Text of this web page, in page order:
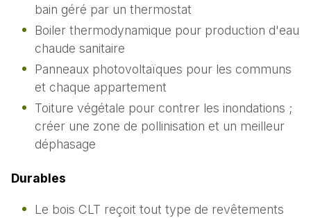
bain géré par un thermostat
Boiler thermodynamique pour production d'eau
chaude sanitaire
Panneaux photovoltaïques pour les communs
et chaque appartement
Toiture végétale pour contrer les inondations ;
créer une zone de pollinisation et un meilleur
déphasage
Durables
Le bois CLT reçoit tout type de revêtements